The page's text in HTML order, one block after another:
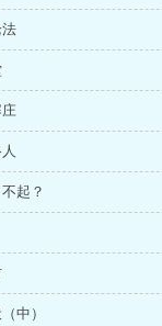
起？
中）